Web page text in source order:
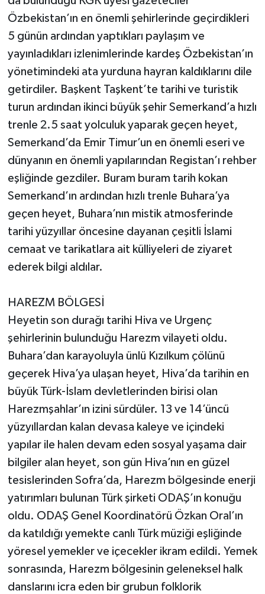
Özbekistan’ın en önemli şehirlerinde geçirdikleri
5 günün ardından yaptıkları paylaşım ve
yayınladıkları izlenimlerinde kardeş Özbekistan’ın
yönetimindeki ata yurduna hayran kaldıklarını dile
getirdiler. Başkent Taşkent’te tarihi ve turistik
turun ardından ikinci büyük şehir Semerkand’a hızlı
trenle 2.5 saat yolculuk yaparak geçen heyet,
Semerkand’da Emir Timur’un en önemli eseri ve
dünyanın en önemli yapılarından Registan’ı rehber
eşliğinde gezdiler. Buram buram tarih kokan
Semerkand’ın ardından hızlı trenle Buhara’ya
geçen heyet, Buhara’nın mistik atmosferinde
tarihi yüzyıllar öncesine dayanan çeşitli İslami
cemaat ve tarikatlara ait külliyeleri de ziyaret
ederek bilgi aldılar.
HAREZM BÖLGESİ
Heyetin son durağı tarihi Hiva ve Urgenç
şehirlerinin bulunduğu Harezm vilayeti oldu.
Buhara’dan karayoluyla ünlü Kızılkum çölünü
geçerek Hiva’ya ulaşan heyet, Hiva’da tarihin en
büyük Türk-İslam devletlerinden birisi olan
Harezmşahlar’ın izini sürdüler. 13 ve 14’üncü
yüzyıllardan kalan devasa kaleye ve içindeki
yapılar ile halen devam eden sosyal yaşama dair
bilgiler alan heyet, son gün Hiva’nın en güzel
tesislerinden Sofra’da, Harezm bölgesinde enerji
yatırımları bulunan Türk şirketi ODAŞ’ın konuğu
oldu. ODAŞ Genel Koordinatörü Özkan Oral’ın
da katıldığı yemekte canlı Türk müziği eşliğinde
yöresel yemekler ve içecekler ikram edildi. Yemek
sonrasında, Harezm bölgesinin geleneksel halk
danslarını icra eden bir grubun folklorik